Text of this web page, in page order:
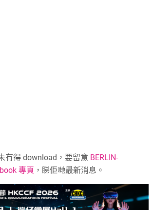
有得 download，要留意 BERLIN-
專頁 ，睇佢哋最新消息。